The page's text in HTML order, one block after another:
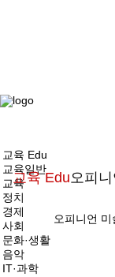
교육 Edu 오피니
교육 Edu
교육일반
교육
정치
경제
사회
문화·생활
음악
IT·과학
오피니언 미